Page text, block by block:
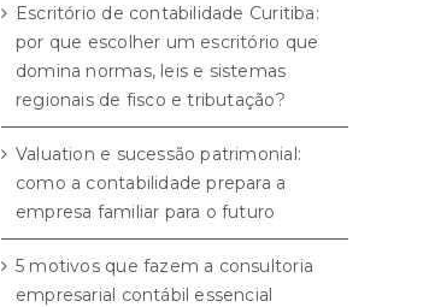
Escritório de contabilidade Curitiba:
por que escolher um escritório que
domina normas, leis e sistemas
regionais de fisco e tributação?
Valuation e sucessão patrimonial:
como a contabilidade prepara a
empresa familiar para o futuro
5 motivos que fazem a consultoria
empresarial contábil essencial